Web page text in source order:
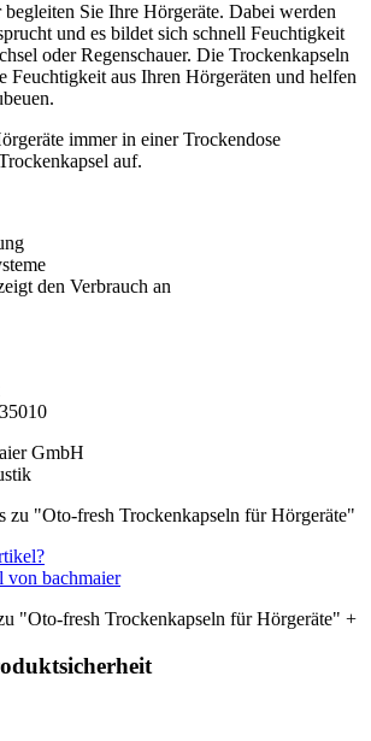
Sie Ihre Hörgeräte. Dabei werden
und es bildet sich schnell Feuchtigkeit
oder Regenschauer. Die Trockenkapseln
Feuchtigkeit aus Ihren Hörgeräten und helfen
immer in einer Trockendose
auf.
den Verbrauch an
GmbH
zu "Oto-fresh Trockenkapseln für Hörgeräte"
von bachmaier
"Oto-fresh Trockenkapseln für Hörgeräte" +